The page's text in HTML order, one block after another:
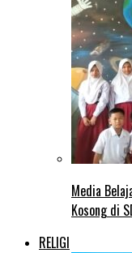
Media
Kosong di
RELIGI